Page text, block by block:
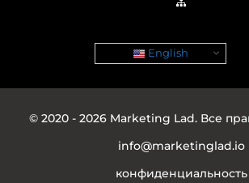
English
© 2020 - 2026 Marketing Lad. Все
info@marketinglad.io
конфиденциальность